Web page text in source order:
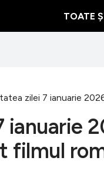
TOATE
zilei 7 ianuarie
filmul